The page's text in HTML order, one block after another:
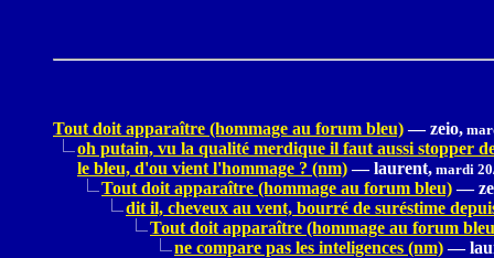
Tout doit apparaître (hommage au forum bleu) — zeio,
oh putain, vu la qualité merdique il faut aussi stopper
le bleu, d'ou vient l'hommage ? (nm) — laurent, mardi
Tout doit apparaître (hommage au forum bleu) —
dit il, cheveux au vent, bourré de suréstime
Tout doit apparaître (hommage au forum
ne compare pas les inteligences (nm) —